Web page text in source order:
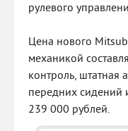
рулевого
Цена нового
механикой
контроль, штатная
передних сидений
239 000 рублей.